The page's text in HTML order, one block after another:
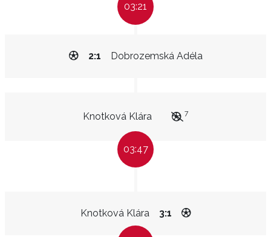
03:21
Dobrozemská Adéla
2:1
Knotková Klára 7
03:47
Knotková Klára 3:1